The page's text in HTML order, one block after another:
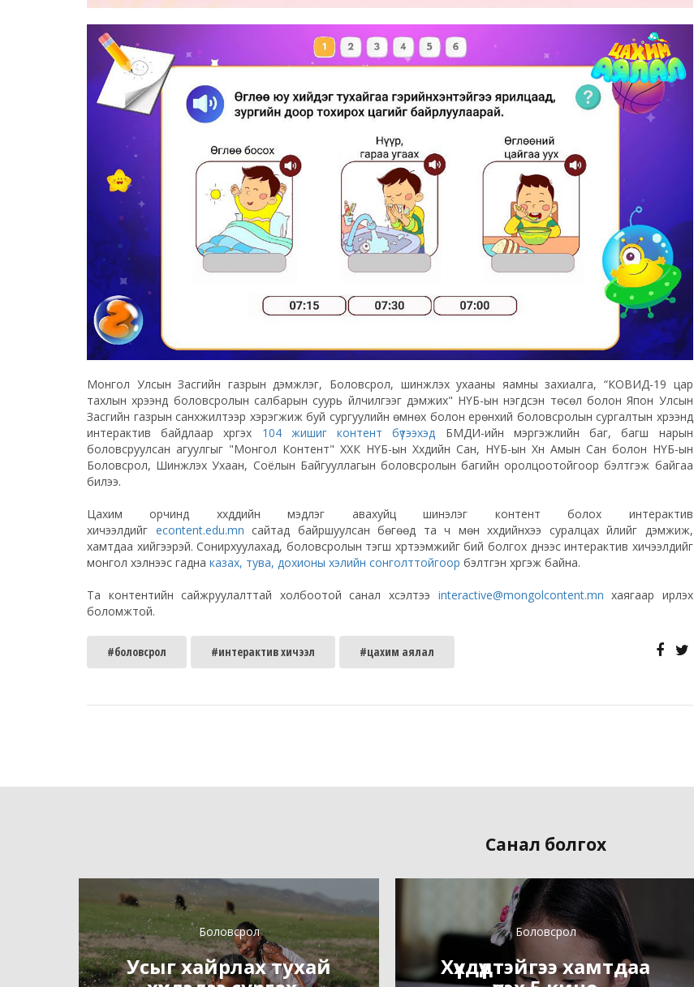
Монгол Улсын Засгийн газрын дэмжлэг, Боловсрол, шинжлэх ухааны яамны захиалга, “КОВИД-19 цар
тахлын хүрээнд боловсролын салбарын суурь үйлчилгээг дэмжих" НҮБ-ын нэгдсэн төсөл болон Япон Улсын
Засгийн газрын санхүүжилтээр хэрэгжиж буй сургуулийн өмнөх болон ерөнхий боловсролын сургалтын хүрээнд
интерактив байдлаар хүргэх 104 жишиг контент бүтээхэд БМДИ-ийн мэргэжлийн баг, багш нарын
боловсруулсан агуулгыг "Монгол Контент" ХХК НҮБ-ын Хүүхдийн Сан, НҮБ-ын Хүн Амын Сан болон НҮБ-ын
Боловсрол, Шинжлэх Ухаан, Соёлын Байгууллагын боловсролын багийн оролцоотойгоор бэлтгэж байгаа
билээ.
Цахим орчинд хүүхдүүдийн мэдлэг авахуйц шинэлэг контент болох интерактив
хичээлүүдийг econtent.edu.mn сайтад байршуулсан бөгөөд та ч мөн хүүхдийнхээ суралцах үйлийг дэмжиж,
хамтдаа хийгээрэй. Сонирхуулахад, боловсролын тэгш хүртээмжийг бий болгох үүднээс интерактив хичээлүүдийг
монгол хэлнээс гадна казах, тува, дохионы хэлийн сонголттойгоор бэлтгэн хүргэж байна.
Та контентийн сайжруулалттай холбоотой санал хүсэлтээ interactive@mongolcontent.mn хаягаар ирүүлэх
боломжтой.
#боловсрол #интерактив хичээл #цахим аялал
Санал болгох
Боловсрол
Усыг хайрлах тухай
Боловсрол
Хүүхдүүдтэйгээ хамтдаа